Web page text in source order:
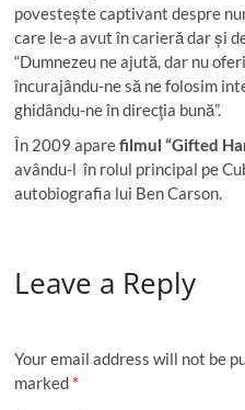
povestește captivant despre
care le-a avut în carieră dar și
“Dumnezeu ne ajută, dar nu
încurajându-ne să ne folosim
ghidându-ne în direcţia bună”.
În 2009 aparefilmul “Gifted
avându-l în rolul principal pe
autobiografia lui Ben Carson.
Leave a Reply
Your email address will not be
marked *